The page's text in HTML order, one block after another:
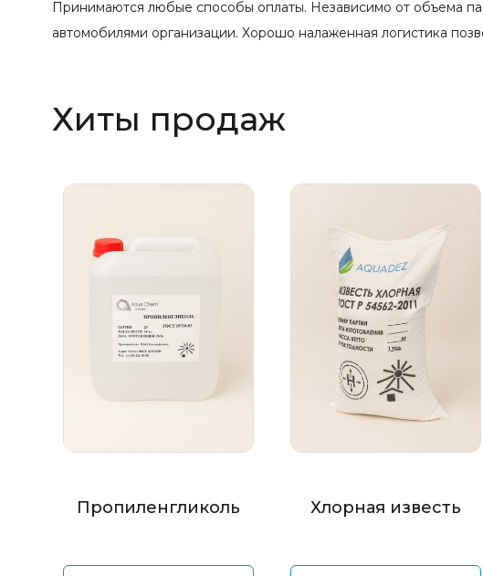
Принимаются любые способы оплаты. Независимо от объема
автомобилями организации. Хорошо налаженная логистика
Хиты продаж
Пропиленгликоль Хлорная известь